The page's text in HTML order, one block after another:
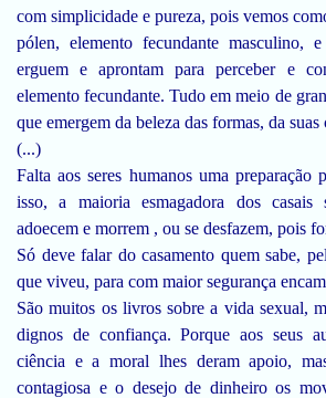
com simplicidade e pureza, pois vemos
pólen, elemento fecundante masculino,
erguem e aprontam para perceber e
elemento fecundante. Tudo em meio de
que emergem da beleza das formas, da suas
(...)
Falta aos seres humanos uma preparação
isso, a maioria esmagadora dos casais
adoecem e morrem , ou se desfazem, pois
Só deve falar do casamento quem sabe,
que viveu, para com maior segurança
São muitos os livros sobre a vida sexual,
dignos de confiança. Porque aos seus
ciência e a moral lhes deram apoio,
contagiosa e o desejo de dinheiro os